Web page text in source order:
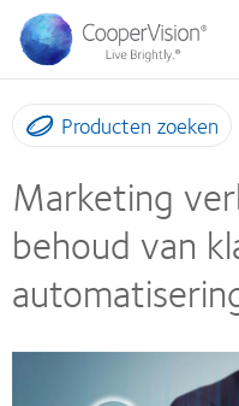
Overslaan
naar
de
inhoud
gaan
Producten zoeken
Marketing
behoud van